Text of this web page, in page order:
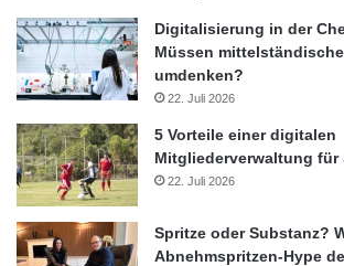
Digitalisierung in der
Müssen
umdenken?
22. Juli 2026
5 Vorteile einer digitalen
Mitgliederverwaltung für
22. Juli 2026
Spritze oder Substanz?
Abnehmspritzen-Hype